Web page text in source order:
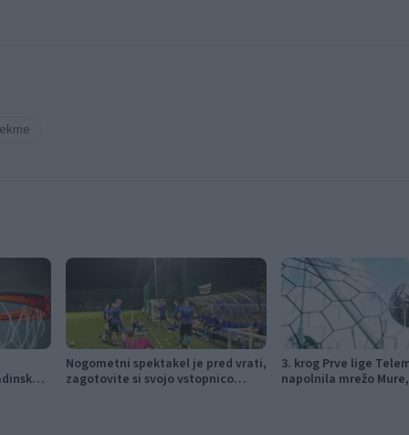
Nogometni spektakel je pred vrati,
zagotovite si svojo vstopnico
3. krog Prve lige
napolnila mrežo